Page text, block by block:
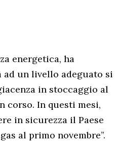
energetica, ha
ad un livello adeguato si
in stoccaggio al
corso. In questi mesi,
in sicurezza il Paese
al primo novembre”.